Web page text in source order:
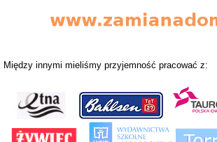
Między innymi mieliśmy przyjemność pracować z: